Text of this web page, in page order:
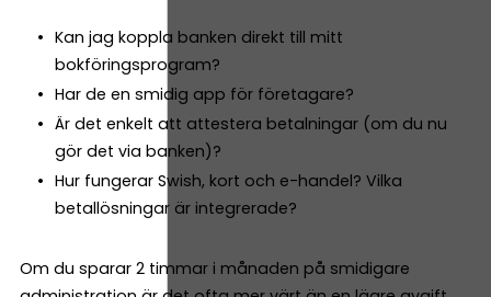
Kan jag koppla banken direkt till mitt
bokföringsprogram?
Har de en smidig app för företagare?
Är det enkelt att attestera betalningar (om du nu
gör det via banken)?
Hur fungerar Swish, kort och e-handel? Vilka
betallösningar är integrerade?
Om du sparar 2 timmar i månaden på smidigare